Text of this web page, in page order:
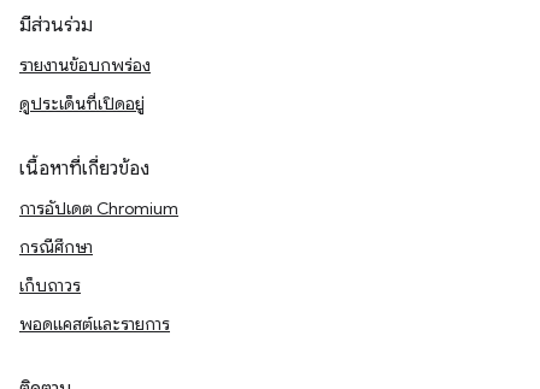
มีส่วนร่วม
รายงานข้อบกพร่อง
ดูประเด็นที่เปิดอยู่
เนื้อหาที่เกี่ยวข้อง
การอัปเดต Chromium
กรณีศึกษา
เก็บถาวร
พอดแคสต์และรายการ